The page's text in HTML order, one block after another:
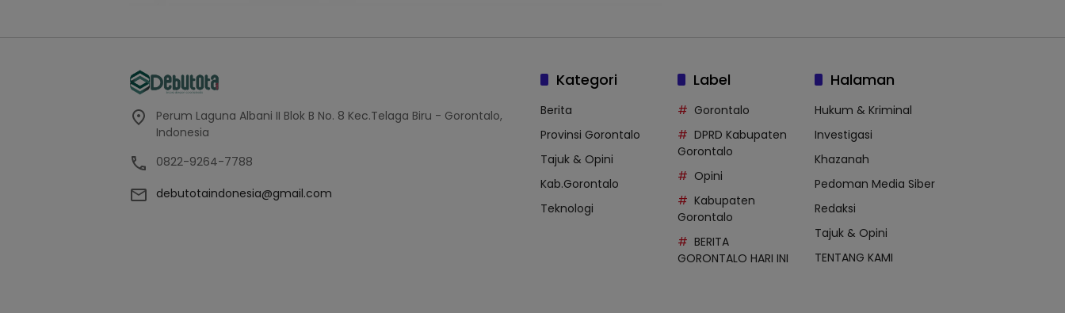
Perum Laguna Albani II Blok B No. 8 Kec.Telaga Biru - Gorontalo,
Indonesia
0822-9264-7788
debutotaindonesia@gmail.com
Kategori
Berita
Provinsi Gorontalo
Tajuk & Opini
Kab.Gorontalo
Teknologi
Label
Gorontalo
DPRD Kabupaten
Gorontalo
Opini
Kabupaten
Gorontalo
BERITA
GORONTALO HARI INI
Halaman
Hukum & Kriminal
Investigasi
Khazanah
Pedoman Media Siber
Redaksi
Tajuk & Opini
TENTANG KAMI